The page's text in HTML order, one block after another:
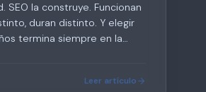
SEO la construye. Funcionan
duran distinto. Y elegir
termina siempre en la
Leer artículo